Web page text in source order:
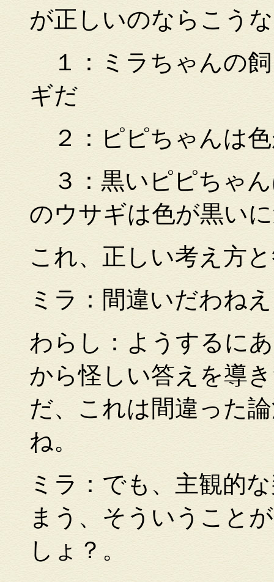
が正しいのならこう
１：ミラちゃんの
ギだ
２：ピピちゃんは
３：黒いピピちゃ
のウサギは色が黒い
これ、正しい考え方
ミラ：間違いだわね
わらし：ようするに
から怪しい答えを導
だ、これは間違った
ね。
ミラ：でも、主観的
まう、そういうこと
しょ？。